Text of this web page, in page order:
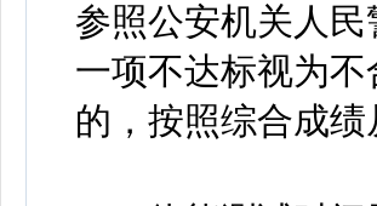
参照公安机关人
一项不达标视为
的，按照综合成